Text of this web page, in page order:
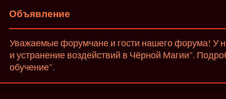
Объявление
Уважаемые форумчане и гости нашего форума! У
и устранение воздействий в Чёрной Магии".
обучение".